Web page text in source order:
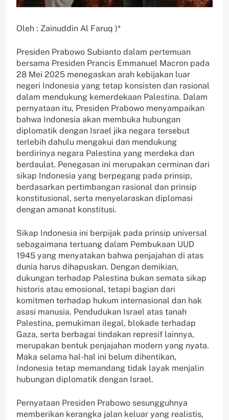
Oleh : Zainuddin Al Faruq )*
Presiden Prabowo Subianto dalam pertemuan
bersama Presiden Prancis Emmanuel Macron pada
28 Mei 2025 menegaskan arah kebijakan luar
negeri Indonesia yang tetap konsisten dan rasional
dalam mendukung kemerdekaan Palestina. Dalam
pernyataan itu, Presiden Prabowo menyampaikan
bahwa Indonesia akan membuka hubungan
diplomatik dengan Israel jika negara tersebut
terlebih dahulu mengakui dan mendukung
berdirinya negara Palestina yang merdeka dan
berdaulat. Penegasan ini merupakan cerminan dari
sikap Indonesia yang berpegang pada prinsip,
berdasarkan pertimbangan rasional dan prinsip
konstitusional, serta menyelaraskan diplomasi
dengan amanat konstitusi.
Sikap Indonesia ini berpijak pada prinsip universal
sebagaimana tertuang dalam Pembukaan UUD
1945 yang menyatakan bahwa penjajahan di atas
dunia harus dihapuskan. Dengan demikian,
dukungan terhadap Palestina bukan semata sikap
historis atau emosional, tetapi bagian dari
komitmen terhadap hukum internasional dan hak
asasi manusia. Pendudukan Israel atas tanah
Palestina, pemukiman ilegal, blokade terhadap
Gaza, serta berbagai tindakan represif lainnya,
merupakan bentuk penjajahan modern yang nyata.
Maka selama hal-hal ini belum dihentikan,
Indonesia tetap memandang tidak layak menjalin
hubungan diplomatik dengan Israel.
Pernyataan Presiden Prabowo sesungguhnya
memberikan kerangka jalan keluar yang realistis,